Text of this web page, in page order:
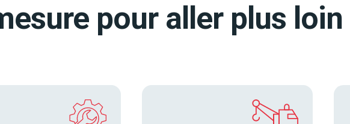
pour aller plus loin